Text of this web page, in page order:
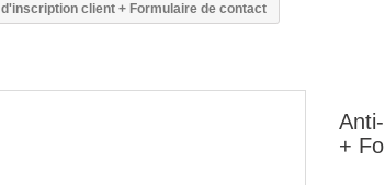
client + Formulaire de contact
+